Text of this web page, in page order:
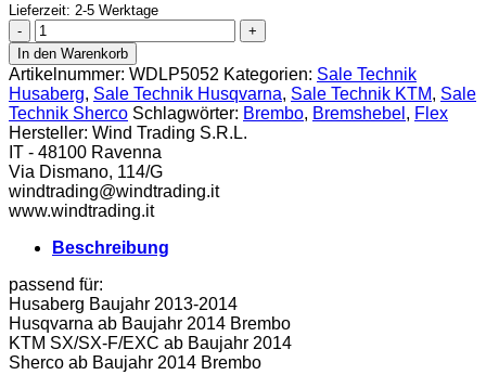
Lieferzeit: 2-5 Werktage
WRP
Flex
Bremshebel
Brembo
ab
14
Menge
In den Warenkorb
Artikelnummer: WDLP5052 Kategorien: Sale Technik
Husaberg, Sale Technik Husqvarna, Sale Technik KTM, Sale
Technik Sherco Schlagwörter: Brembo, Bremshebel , Flex
Hersteller: Wind Trading S.R.L.
IT - 48100 Ravenna
Via Dismano, 114/G
windtrading@windtrading.it
www.windtrading.it
Beschreibung
passend für:
Husaberg Baujahr 2013-2014
Husqvarna ab Baujahr 2014 Brembo
KTM SX/SX-F/EXC ab Baujahr 2014
Sherco ab Baujahr 2014 Brembo